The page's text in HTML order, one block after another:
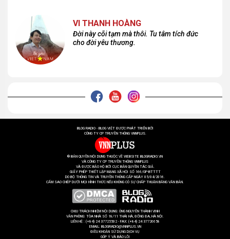
VI THANH HOÀNG
Đời này cõi tạm mà thôi. Tu tâm tích đức
cho đời yêu thương.
BLOG RADIO - BLOG VIỆT ĐƯỢC PHÁT TRIỂN BỞI
CÔNG TY CP TRUYỀN THÔNG VNNPLUS.
® BẢN QUYỀN NỘI DUNG THUỘC VỀ WEBSITE BLOGRADIO.VN
VÀ CÔNG TY CP TRUYỀN THÔNG VNNPLUS
VÀ ĐƯỢC BẢO HỘ BỞI CỤC BẢN QUYỀN TÁC GIẢ.
GIẤY PHÉP THIẾT LẬP MẠNG XÃ HỘI SỐ 166/GP-BTTTT
DO BỘ THÔNG TIN VÀ TRUYỀN THÔNG CẤP NGÀY 05/04/2016.
CẤM SAO CHÉP DƯỚI MỌI HÌNH THỨC NẾU KHÔNG CÓ SỰ CHẤP THUẬN BẰNG VĂN BẢN.
CHỊU TRÁCH NHIỆM NỘI DUNG: ÔNG NGUYỄN THÀNH VINH
VĂN PHÒNG: TÒA NHÀ SỐ 18/11 THÁI HÀ, ĐỐNG ĐA, HÀ NỘI.
LIÊN HỆ : (+84) 24 37725502 - FAX: (+84) 24 37726658
EMAIL: BLOGRADIO@VNNPLUS.VN
ĐIỀU KHOẢN SỬ DỤNG DỊCH VỤ
GÓP Ý VÀ BÁO LỖI